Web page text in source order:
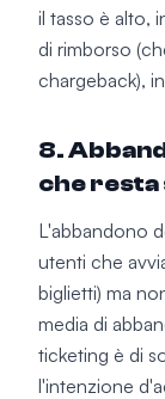
il tasso è alto,
di rimborso
chargeback),
8.
che resta
L'abbandono
utenti che
biglietti) ma
media di
ticketing è di
l'intenzione